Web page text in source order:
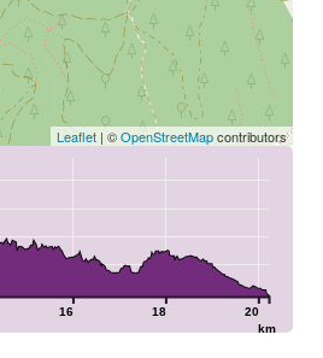
Leaflet| ©OpenStreetMapcontributors
16 18 20
km